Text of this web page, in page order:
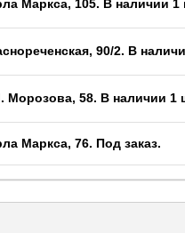
Маркса, 105. В наличии 1
90/2. В
Морозова, 58. В наличии 1
Маркса, 76. Под заказ.